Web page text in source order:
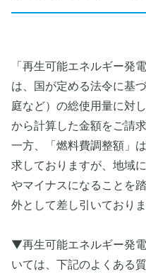
「再生可能エネルギー発
は、国が定める法令に基
庭など）の総使用量に対
から計算した金額をご請求
一方、「燃料費調整額」
求しておりますが、地域
やマイナスになることを
外として差し引いておりま
▼再生可能エネルギー発
いては、下記のよくある